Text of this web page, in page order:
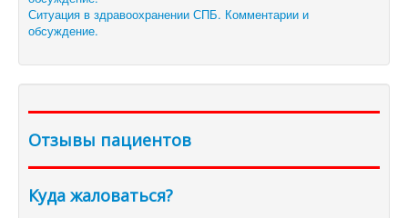
Ситуация в здравоохранении СПБ. Комментарии и
обсуждение.
Отзывы пациентов
Куда жаловаться?